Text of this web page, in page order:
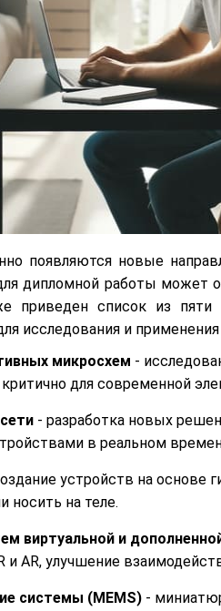
появляются новые
дипломной работы
приведен список из
исследования и применения
микросхем -
для современной
- разработка новых
в реальном
устройств на основе
носить на теле.
виртуальной и
и AR, улучшение
системы (MEMS) -